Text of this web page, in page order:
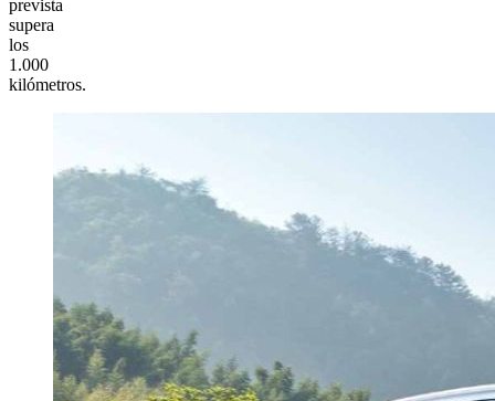
prevista
supera
los
1.000
kilómetros.